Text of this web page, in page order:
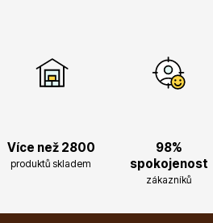
Více než 2800
produktů skladem
98%
spokojenost
zákazníků